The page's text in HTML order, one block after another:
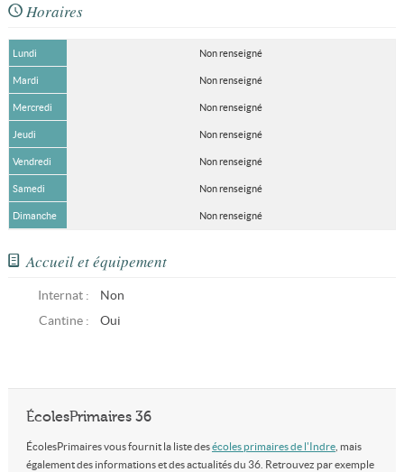
Horaires
Lundi Non renseigné
Mardi Non renseigné
Mercredi Non renseigné
Jeudi Non renseigné
Vendredi Non renseigné
Samedi Non renseigné
Dimanche Non renseigné
Accueil et équipement
Internat :
Non
Cantine :
Oui
ÉcolesPrimaires 36
ÉcolesPrimaires vous fournit la liste desécoles primaires de l'Indre, mais
également des informations et des actualités du 36. Retrouvez par exemple